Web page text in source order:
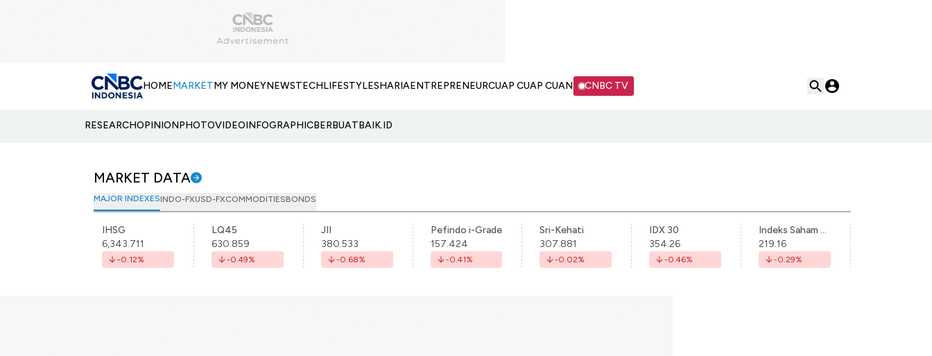
HOMEMARKETMY MONEYNEWSTECHLIFESTYLESHARIAENTREPRENEURCUAP CUAP CUAN CNBC TV
RESEARCHOPINIONPHOTOVIDEOINFOGRAPHICBERBUATBAIK.ID
MARKET DATA
MAJOR INDEXESINDO-FXUSD-FXCOMMODITIESBONDS
IHSG
6,343.711
-0.12%
LQ45
630.859
-0.49%
JII
380.533
-0.68%
Pefindo i-Grade
157.424
-0.41%
Sri-Kehati
307.881
-0.02%
IDX 30
354.26
-0.46%
Indeks Saham Syariah Indonesia
219.16
-0.29%